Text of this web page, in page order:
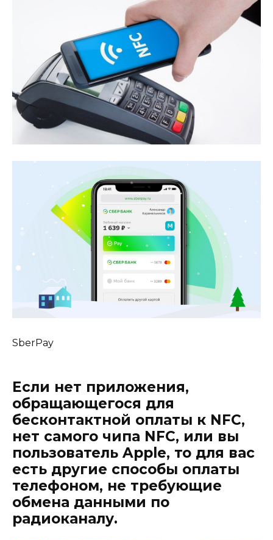
SberPay
Если нет приложения,
обращающегося для
бесконтактной оплаты к NFC,
нет самого чипа NFC, или вы
пользователь Apple, то для вас
есть другие способы оплаты
телефоном, не требующие
обмена данными по
радиоканалу.